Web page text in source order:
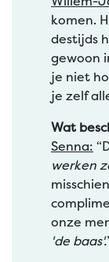
komen.
destijds
gewoon
je niet
je zelf
Wat
Senna:
werken
onze
'de baas'.